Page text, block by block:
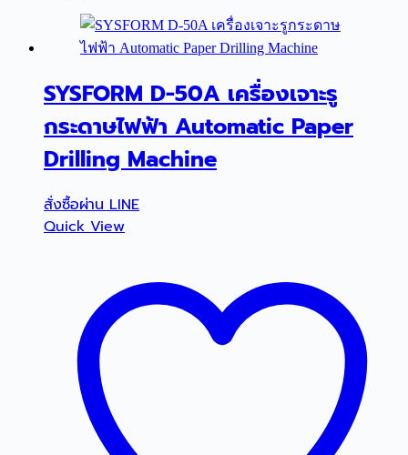
SYSFORM D-50A เครื่องเจาะรู
กระดาษไฟฟ้า Automatic Paper
Drilling Machine
สั่งซื้อผ่าน LINE
Quick View